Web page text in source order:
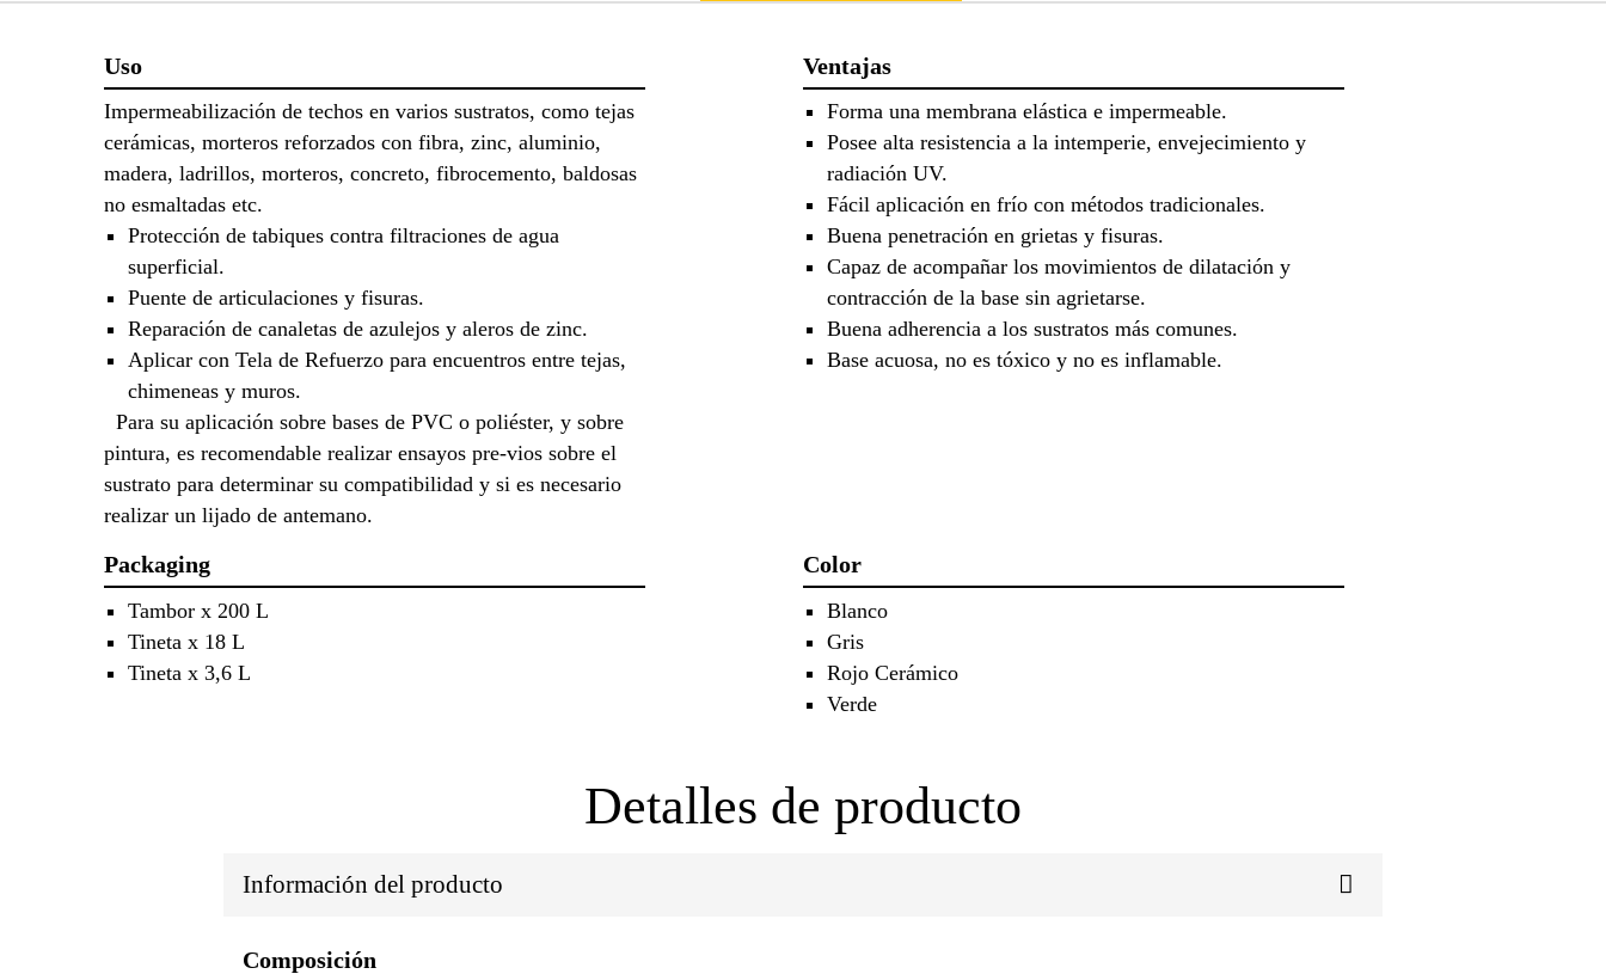
Uso
Impermeabilización de techos en varios sustratos, como tejas
cerámicas, morteros reforzados con fibra, zinc, aluminio,
madera, ladrillos, morteros, concreto, fibrocemento, baldosas
no esmaltadas etc.
Protección de tabiques contra filtraciones de agua
superficial.
Puente de articulaciones y fisuras.
Reparación de canaletas de azulejos y aleros de zinc.
Aplicar con Tela de Refuerzo para encuentros entre tejas,
chimeneas y muros.
Para su aplicación sobre bases de PVC o poliéster, y sobre
pintura, es recomendable realizar ensayos pre-vios sobre el
sustrato para determinar su compatibilidad y si es necesario
realizar un lijado de antemano.
Ventajas
Forma una membrana elástica e impermeable.
Posee alta resistencia a la intemperie, envejecimiento y
radiación UV.
Fácil aplicación en frío con métodos tradicionales.
Buena penetración en grietas y fisuras.
Capaz de acompañar los movimientos de dilatación y
contracción de la base sin agrietarse.
Buena adherencia a los sustratos más comunes.
Base acuosa, no es tóxico y no es inflamable.
Packaging
Tambor x 200 L
Tineta x 18 L
Tineta x 3,6 L
Color
Blanco
Gris
Rojo Cerámico
Verde
Detalles de producto
Información del producto
Composición